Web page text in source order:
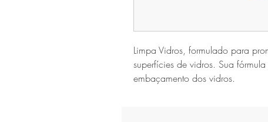
Limpa Vidros, formulado para
superfícies de vidros. Sua
embaçamento dos vidros.